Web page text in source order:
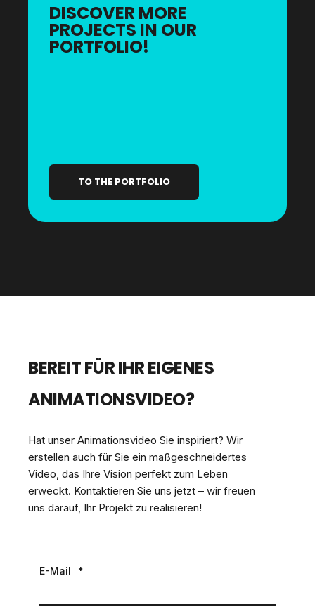
DISCOVER MORE
PROJECTS IN OUR
PORTFOLIO!
TO THE PORTFOLIO
BEREIT FÜR IHR EIGENES
ANIMATIONSVIDEO?
Hat unser Animationsvideo Sie inspiriert? Wir
erstellen auch für Sie ein maßgeschneidertes
Video, das Ihre Vision perfekt zum Leben
erweckt. Kontaktieren Sie uns jetzt – wir freuen
uns darauf, Ihr Projekt zu realisieren!
E-Mail *